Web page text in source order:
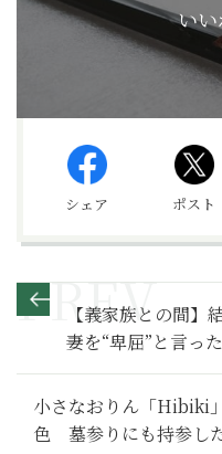
い
シェア ポスト
【義家族との間】
妻を“卑屈”と言っ
小さなおりん「Hibiki
色 墓参りにも持参し